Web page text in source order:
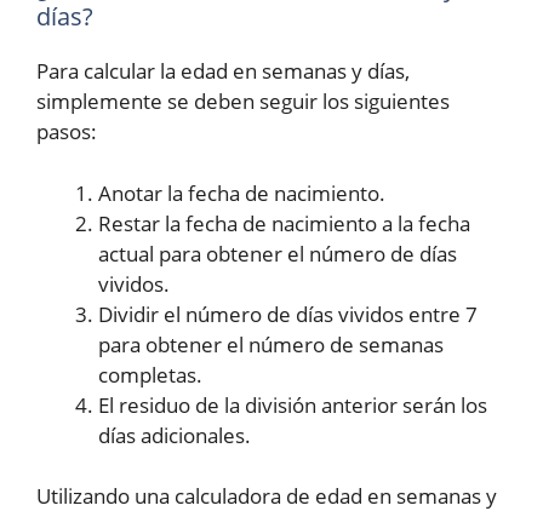
días?
Para calcular la edad en semanas y días,
simplemente se deben seguir los siguientes
pasos:
Anotar la fecha de nacimiento.
Restar la fecha de nacimiento a la fecha
actual para obtener el número de días
vividos.
Dividir el número de días vividos entre 7
para obtener el número de semanas
completas.
El residuo de la división anterior serán los
días adicionales.
Utilizando una calculadora de edad en semanas y